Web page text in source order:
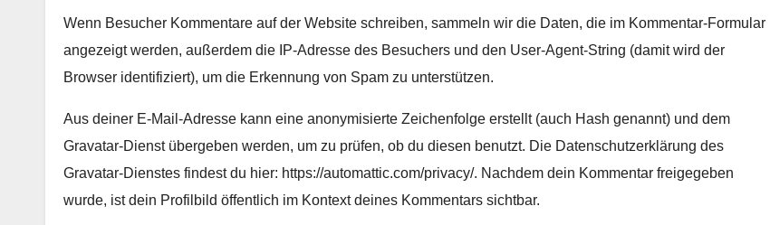
Wenn Besucher Kommentare auf der Website schreiben, sammeln wir die Daten, die im Kommentar-Formular
angezeigt werden, außerdem die IP-Adresse des Besuchers und den User-Agent-String (damit wird der
Browser identifiziert), um die Erkennung von Spam zu unterstützen.
Aus deiner E-Mail-Adresse kann eine anonymisierte Zeichenfolge erstellt (auch Hash genannt) und dem
Gravatar-Dienst übergeben werden, um zu prüfen, ob du diesen benutzt. Die Datenschutzerklärung des
Gravatar-Dienstes findest du hier: https://automattic.com/privacy/. Nachdem dein Kommentar freigegeben
wurde, ist dein Profilbild öffentlich im Kontext deines Kommentars sichtbar.